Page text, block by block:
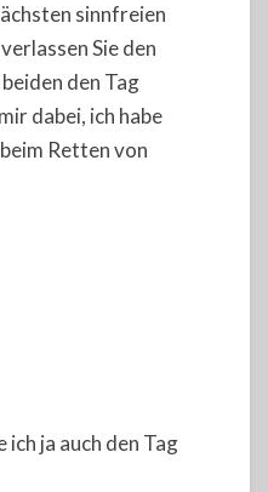
sinnfreien
Sie den
den Tag
dabei, ich habe
Retten von
ich ja auch den Tag